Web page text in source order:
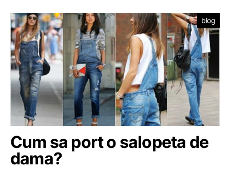
blog
Cum sa port o salopeta de
dama?